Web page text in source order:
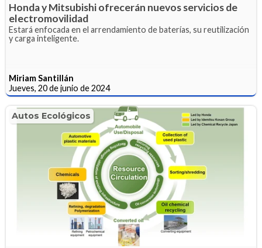
Honda y Mitsubishi ofrecerán nuevos servicios de
electromovilidad
Estará enfocada en el arrendamiento de baterías, su reutilización
y carga inteligente.
Miriam Santillán
Jueves, 20 de junio de 2024
Autos Ecológicos